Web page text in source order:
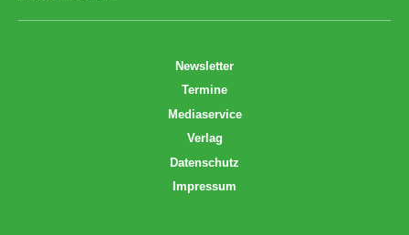
Newsletter
Termine
Mediaservice
Verlag
Datenschutz
Impressum